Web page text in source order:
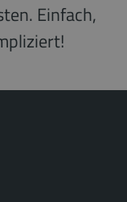
Einfach,